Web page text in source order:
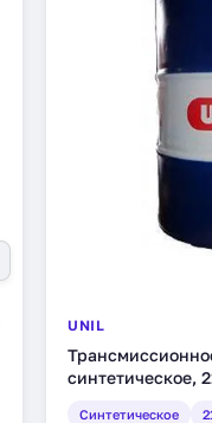
UNIL
синтетическое,
Синтетическое